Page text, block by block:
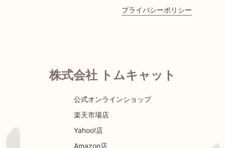
プライバシーポリシー
株式会社 トムキャット
公式オンラインショップ
楽天市場店
Yahoo!店
Amazon店